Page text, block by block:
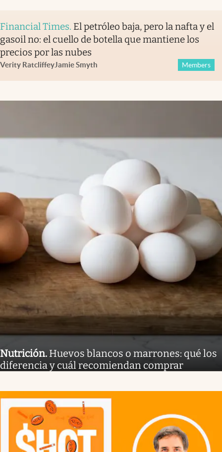
Financial Times. El petróleo baja, pero la nafta y el
gasoil no: el cuello de botella que mantiene los
precios por las nubes
Verity RatcliffeyJamie Smyth Members
Nutrición. Huevos blancos o marrones: qué los
diferencia y cuál recomiendan comprar